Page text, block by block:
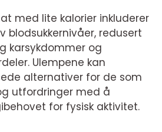
med lite kalorier inkluderer
blodsukkernivåer, redusert
karsykdommer og
Ulempene kan
alternativer for de som
utfordringer med å
for fysisk aktivitet.